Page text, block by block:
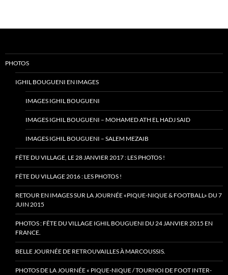
PHOTOS
IGHIL BOUGUENI EN IMAGES
IMAGES IGHIL BOUGUENI
IMAGES IGHIL BOUGUENI – MOHAMED ATH EL HADJ SAID
IMAGES IGHIL BOUGUENI – SALEM MEZAIB
FÊTE DU VILLAGE, LE 28 JANVIER 2017 : LES PHOTOS !
FÊTE DU VILLAGE 2016 : LES PHOTOS !
RETOUR EN IMAGES SUR LA JOURNÉE «PIQUE-NIQUE & FOOTBALL» DU 7
JUIN 2015
PHOTOS : FÊTE DU VILLAGE IGHIL BOUGUENI DU 24 JANVIER 2015 EN
FRANCE.
BELLE JOURNÉE DE RETROUVAILLES À MARCOUSSIS.
PHOTOS DE LA JOURNÉE « PIQUE-NIQUE / TOURNOI DE FOOT INTER-